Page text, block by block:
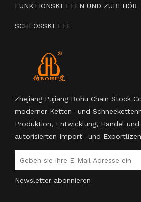
FUNKTIONSKETTEN UND ZUBEHÖR
SCHLOSSKETTE
Zhejiang Pujiang Bohu Chain Stock
moderner Ketten- und
Produktion, Entwicklung, Handel
autorisierten Import- und
Newsletter abonnieren